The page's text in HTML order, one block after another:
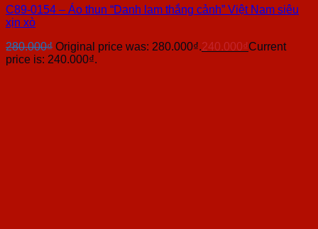
C89-0154 – Áo thun “Danh lam thắng cảnh” Việt Nam siêu
xịn xò
280.000₫ Original price was: 280.000₫.240.000₫Current
price is: 240.000₫.